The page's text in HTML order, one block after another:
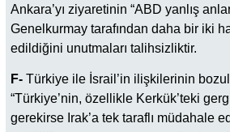
Ankara’yı ziyaretinin “ABD yanlış
Genelkurmay tarafından daha bir iki
edildiğini unutmaları talihsizliktir.
F- Türkiye ile İsrail’in ilişkilerinin
“Türkiye’nin, özellikle Kerkük’teki
gerekirse Irak’a tek taraflı müdahale